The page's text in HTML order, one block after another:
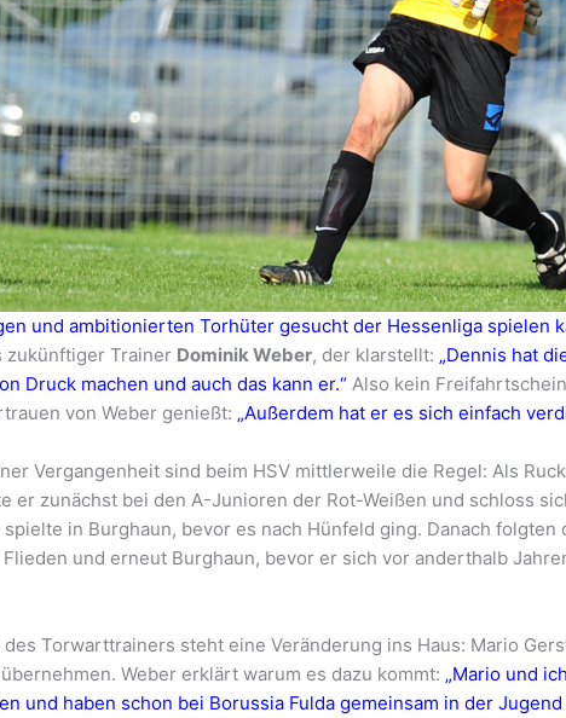
und ambitionierten Torhüter gesucht der Hessenliga spielen
zukünftiger Trainer Dominik Weber, der klarstellt: „Dennis hat
Druck machen und auch das kann er.“ Also kein
von Weber genießt: „Außerdem hat er es sich einfach
Vergangenheit sind beim HSV mittlerweile die Regel: Als
er zunächst bei den A-Junioren der Rot-Weißen und schloss
in Burghaun, bevor es nach Hünfeld ging. Danach folgten
und erneut Burghaun, bevor er sich vor anderthalb
Torwarttrainers steht eine Veränderung ins Haus: Mario
Weber erklärt warum es dazu kommt: „Mario und
und haben schon bei Borussia Fulda gemeinsam in der